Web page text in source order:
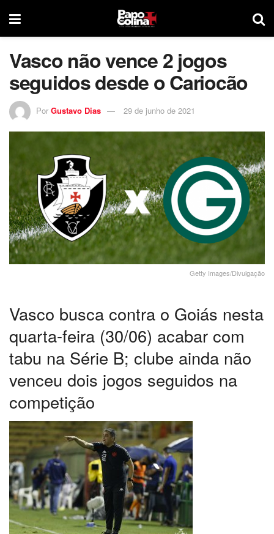
Vasco não vence 2 jogos
seguidos desde o Cariocão
Por Gustavo Dias 29 de junho de 2021
Getty Images/Divulgação
Vasco busca contra o Goiás nesta
quarta-feira (30/06) acabar com
tabu na Série B; clube ainda não
venceu dois jogos seguidos na
competição